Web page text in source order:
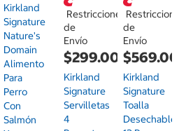
Kirkland
Signature
Nature's
Domain
Alimento
Para
Perro
Con
Salmón
Restricciones
de
Envío
$299.00
Kirkland
Signature
Servilletas
4
de
Envío
$569.00
Kirkland
Signature
Toalla
Desechable